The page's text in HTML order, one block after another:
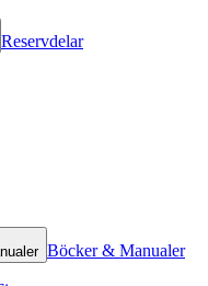
Reservdelar
Böcker & Manualer